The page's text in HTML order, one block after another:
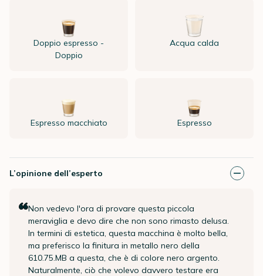
Doppio espresso -
Doppio
Acqua calda
Espresso macchiato Espresso
L’opinione dell’esperto
Non vedevo l'ora di provare questa piccola
meraviglia e devo dire che non sono rimasto delusa.
In termini di estetica, questa macchina è molto bella,
ma preferisco la finitura in metallo nero della
610.75.MB a questa, che è di colore nero argento.
Naturalmente, ciò che volevo davvero testare era